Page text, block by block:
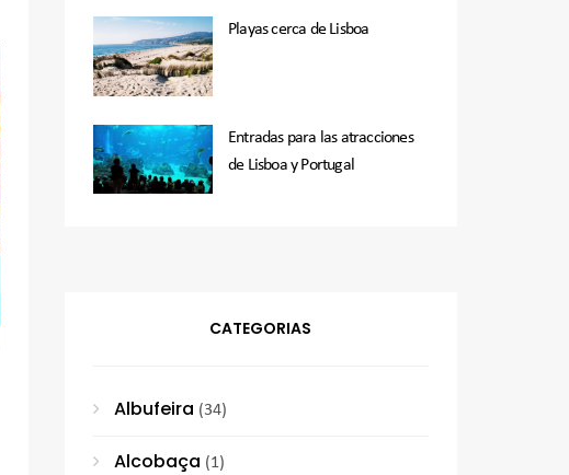
Playas cerca de Lisboa
Entradas para las atracciones
de Lisboa y Portugal
CATEGORIAS
Albufeira (34)
Alcobaça (1)